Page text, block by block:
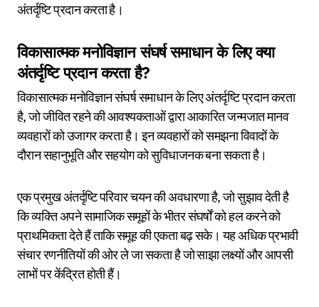
अंतर्दृष्टि प्रदान करता है।
विकासात्मक मनोविज्ञान संघर्ष समाधान के लिए क्या
अंतर्दृष्टि प्रदान करता है?
विकासात्मक मनोविज्ञान संघर्ष समाधान के लिए अंतर्दृष्टि प्रदान करता
है, जो जीवित रहने की आवश्यकताओं द्वारा आकारित जन्मजात मानव
व्यवहारों को उजागर करता है। इन व्यवहारों को समझना विवादों के
दौरान सहानुभूति और सहयोग को सुविधाजनक बना सकता है।
एक प्रमुख अंतर्दृष्टि परिवार चयन की अवधारणा है, जो सुझाव देती है
कि व्यक्ति अपने सामाजिक समूहों के भीतर संघर्षों को हल करने को
प्राथमिकता देते हैं ताकि समूह की एकता बढ़ सके। यह अधिक प्रभावी
संचार रणनीतियों की ओर ले जा सकता है जो साझा लक्ष्यों और आपसी
लाभों पर केंद्रित होती हैं।